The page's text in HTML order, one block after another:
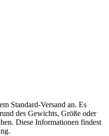
Standard-Versand an. Es
des Gewichts, Größe oder
Diese Informationen findest